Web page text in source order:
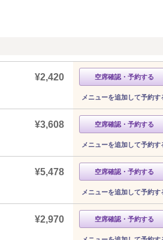
¥2,420 空席確認・予約する
メニューを追加して予約す
¥3,608 空席確認・予約する
メニューを追加して予約す
¥5,478 空席確認・予約する
メニューを追加して予約す
¥2,970 空席確認・予約する